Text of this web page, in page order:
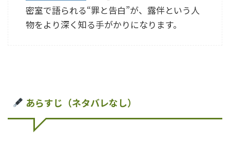
密室で語られる“罪と告白”が、露伴という人
物をより深く知る手がかりになります。
あらすじ（ネタバレなし）